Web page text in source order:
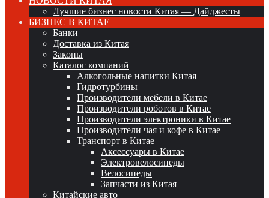
Лучшие бизнес новости Китая — Дайджесты
БИЗНЕС В КИТАЕ
Банки
Доставка из Китая
Законы
Каталог компаний
Алкогольные напитки Китая
Гидротурбины
Производители мебели в Китае
Производители роботов в Китае
Производители электроники в Китае
Производители чая и кофе в Китае
Транспорт в Китае
Аксессуары в Китае
Электровелосипеды
Велосипеды
Запчасти из Китая
Китайские авто